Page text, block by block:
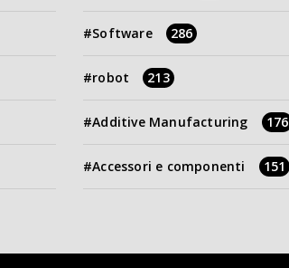
Software 286
robot 213
Additive Manufacturing 176
Accessori e componenti 151